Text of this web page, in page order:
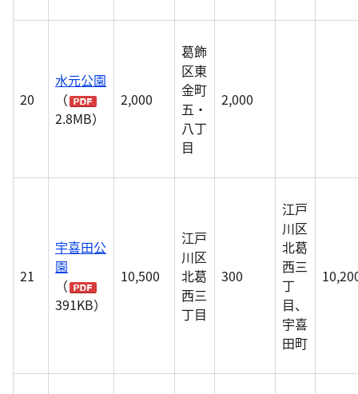
20
水元公園
（
2.8MB）
2,000
葛飾
区東
金町
五・
八丁
目
2,000
21
宇喜田公
園
（
391KB）
10,500
江戸
川区
北葛
西三
丁目
300
江戸
川区
北葛
西三
丁
目、
宇喜
田町